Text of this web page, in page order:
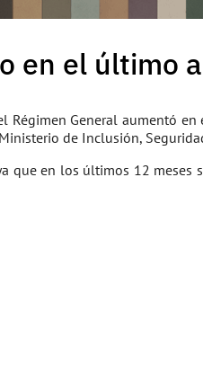
en el último
General aumentó
de Inclusión,
que en los últimos 12 meses